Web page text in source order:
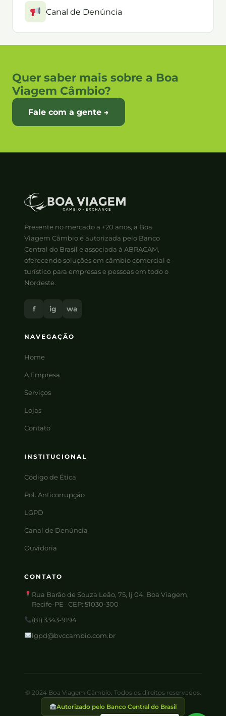
Canal de Denúncia
Quer saber mais sobre a Boa
Viagem Câmbio?
Fale com a gente →
Presente no mercado a +20 anos, a Boa
Viagem Câmbio é autorizada pelo Banco
Central do Brasil e associada à ABRACAM,
oferecendo soluções em câmbio comercial e
turístico para empresas e pessoas em todo o
Nordeste.
f ig wa
NAVEGAÇÃO
Home
A Empresa
Serviços
Lojas
Contato
INSTITUCIONAL
Código de Ética
Pol. Anticorrupção
LGPD
Canal de Denúncia
Ouvidoria
CONTATO
Rua Barão de Souza Leão, 75, lj 04, Boa Viagem,
Recife-PE · CEP: 51030-300
(81) 3343-9194
lgpd@bvccambio.com.br
© 2024 Boa Viagem Câmbio. Todos os direitos reservados.
Autorizado pelo Banco Central do Brasil